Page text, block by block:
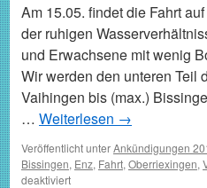
Am 15.05. findet die Fahrt
der ruhigen
und Erwachsene mit wenig
Wir werden den unteren Teil
Vaihingen bis (max.)
… Weiterlesen →
Veröffentlicht unterAnkündigungen
Bissingen, Enz, Fahrt, Oberriexingen,
deaktiviertfür